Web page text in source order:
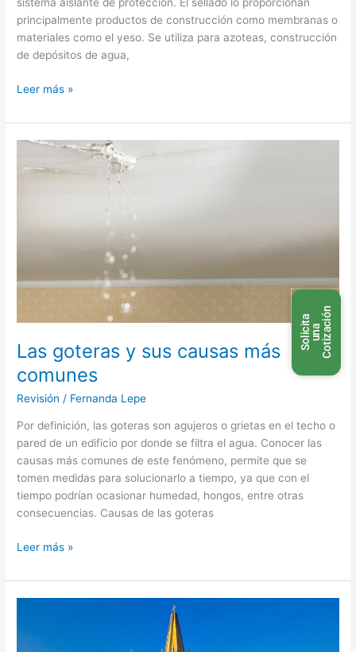
sistema aislante de protección. El sellado lo proporcionan
principalmente productos de construcción como membranas o
materiales como el yeso. Se utiliza para azoteas, construcción
de depósitos de agua,
Leer más »
Las goteras y sus causas más
comunes
Revisión / Fernanda Lepe
Por definición, las goteras son agujeros o grietas en el techo o
pared de un edificio por donde se filtra el agua. Conocer las
causas más comunes de este fenómeno, permite que se
tomen medidas para solucionarlo a tiempo, ya que con el
tiempo podrían ocasionar humedad, hongos, entre otras
consecuencias. Causas de las goteras
goteras
Leer más »
S
o
l
i
c i
t
a
u
n a
C
o
t
i
z
a
c
i
ó n